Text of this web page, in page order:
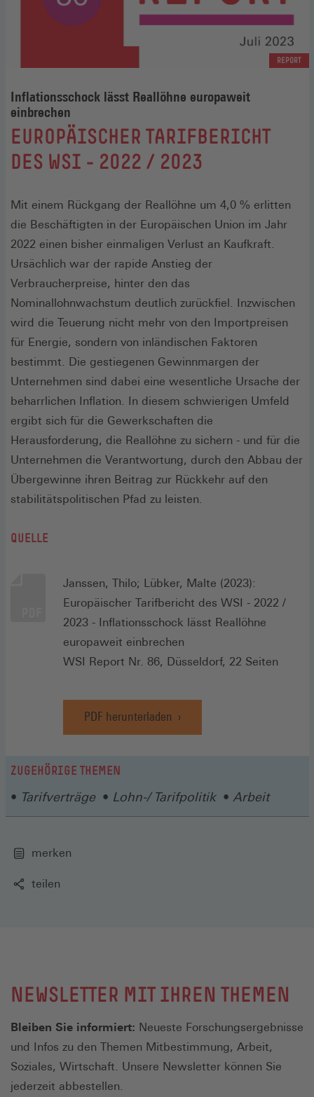
REPORT
Inflationsschock lässt Reallöhne europaweit
einbrechen
:
EUROPÄISCHER TARIFBERICHT
DES WSI - 2022 / 2023
Mit einem Rückgang der Reallöhne um 4,0 % erlitten
die Beschäftigten in der Europäischen Union im Jahr
2022 einen bisher einmaligen Verlust an Kaufkraft.
Ursächlich war der rapide Anstieg der
Verbraucherpreise, hinter den das
Nominallohnwachstum deutlich zurückfiel. Inzwischen
wird die Teuerung nicht mehr von den Importpreisen
für Energie, sondern von inländischen Faktoren
bestimmt. Die gestiegenen Gewinnmargen der
Unternehmen sind dabei eine wesentliche Ursache der
beharrlichen Inflation. In diesem schwierigen Umfeld
ergibt sich für die Gewerkschaften die
Herausforderung, die Reallöhne zu sichern - und für die
Unternehmen die Verantwortung, durch den Abbau der
Übergewinne ihren Beitrag zur Rückkehr auf den
stabilitätspolitischen Pfad zu leisten.
QUELLE
Janssen, Thilo; Lübker, Malte (2023):
Europäischer Tarifbericht des WSI - 2022 /
2023 - Inflationsschock lässt Reallöhne
europaweit einbrechen
WSI Report Nr. 86, Düsseldorf, 22 Seiten
PDF herunterladen
ZUGEHÖRIGE THEMEN
Tarifverträge Lohn-/ Tarifpolitik Arbeit
merken
teilen
NEWSLETTER MIT IHREN THEMEN
Bleiben Sie informiert: Neueste Forschungsergebnisse
und Infos zu den Themen Mitbestimmung, Arbeit,
Soziales, Wirtschaft. Unsere Newsletter können Sie
jederzeit abbestellen.